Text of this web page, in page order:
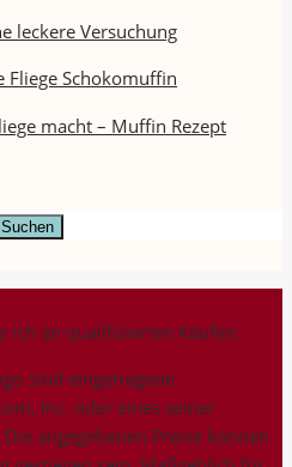
leckere Versuchung
macht – Muffin Rezept
ich an qualifizierten Käufen.
sind eingetragene
Inc. oder eines seiner
angegebenen Preise können